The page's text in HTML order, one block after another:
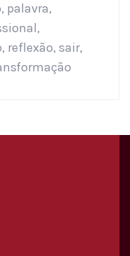
, palavra,
,
, reflexão, sair,